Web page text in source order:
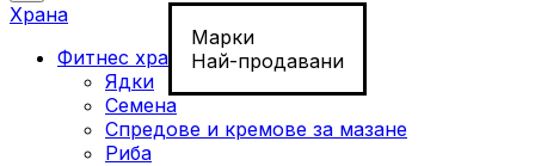
Марки
Най-продавани
Храна
Фитнес храна
Ядки
Семена
Спредове и кремове за мазане
Риба